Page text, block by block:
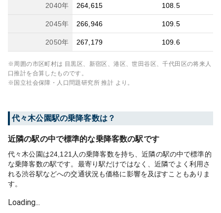
2040年 264,615 108.5
2045年 266,946 109.5
2050年 267,179 109.6
※周囲の市区町村は 目黒区、新宿区、港区、世田谷区、千代田区の将来人
口推計を合算したものです。
※国立社会保障・人口問題研究所 推計 より。
代々木公園駅の乗降客数は？
近隣の駅の中で標準的な乗降客数の駅です
代々木公園は24,121人の乗降客数を持ち、近隣の駅の中で標準的
な乗降客数の駅です。最寄り駅だけではなく、近隣でよく利用さ
れる渋谷駅などへの交通状況も価格に影響を及ぼすこともありま
す。
Loading...